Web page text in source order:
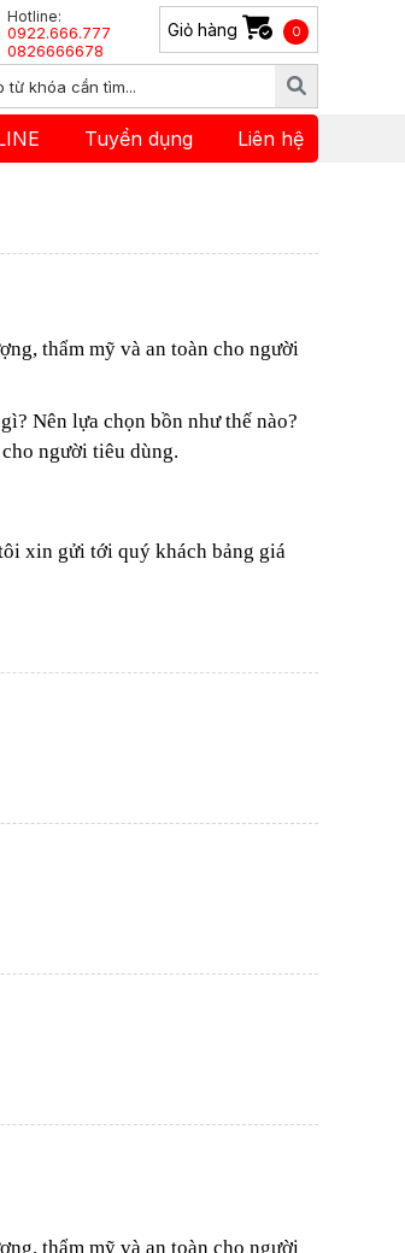
Hotline:
0922.666.777
0826666678
Giỏ hàng 0
Tuyển dụng Liên hệ
thẩm mỹ và an toàn cho người
Nên lựa chọn bồn như thế nào?
người tiêu dùng.
xin gửi tới quý khách bảng giá
thẩm mỹ và an toàn cho người